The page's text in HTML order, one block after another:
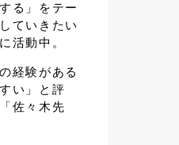
る」をテー
ていきたい
活動中。
経験がある
い」と評
佐々木先